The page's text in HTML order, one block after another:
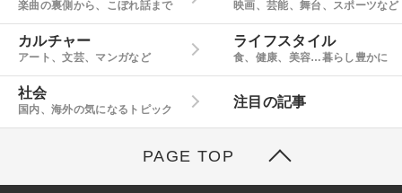
楽曲の裏側から、こぼれ話まで 映画、芸能、舞台、スポーツなど
カルチャー
アート、文芸、マンガなど
ライフスタイル
食、健康、美容…暮らし豊かに
社会
国内、海外の気になるトピック
注目の記事
PAGE TOP